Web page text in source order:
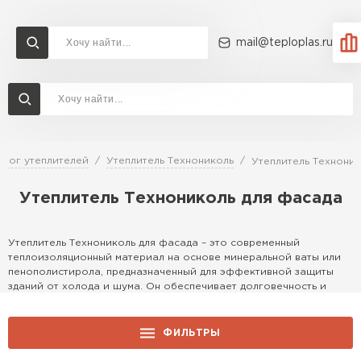
mail@teploplas.ru
утеплителей Утеплитель Технониколь Утеплитель
Утеплитель Технониколь для фасада
Утеплитель Технониколь для фасада – это современный
теплоизоляционный материал на основе минеральной ваты или
пенополистирола, предназначенный для эффективной защиты
зданий от холода и шума. Он обеспечивает долговечность и
коммерческих объектов.
Описание продуктовой линейки
ФИЛЬТРЫ
Доставка и оплата
Перейти в каталог
Утеплитель Ветонит
Утеплитель Profiplex
ПЕРЕЙТИ
Утеплитель Rockwool
Утеплитель Knauf